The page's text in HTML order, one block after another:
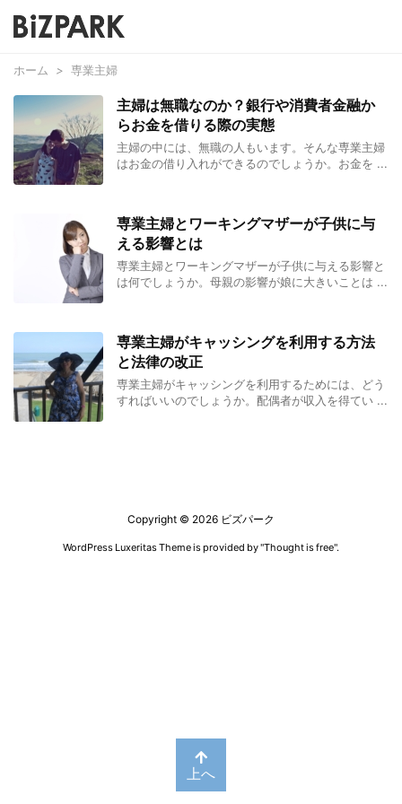
ホーム > 専業主婦
主婦は無職なのか？銀行や消費者金融か
らお金を借りる際の実態
主婦の中には、無職の人もいます。そんな専業主婦
はお金の借り入れができるのでしょうか。お金を ...
専業主婦とワーキングマザーが子供に与
える影響とは
専業主婦とワーキングマザーが子供に与える影響と
は何でしょうか。母親の影響が娘に大きいことは ...
専業主婦がキャッシングを利用する方法
と法律の改正
専業主婦がキャッシングを利用するためには、どう
すればいいのでしょうか。配偶者が収入を得てい ...
Copyright © 2026 ビズパーク
WordPress Luxeritas Theme is provided by "Thought is free".
上へ